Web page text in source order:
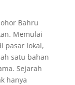
Bahru
Memulai
pasar lokal,
satu bahan
Sejarah
hanya